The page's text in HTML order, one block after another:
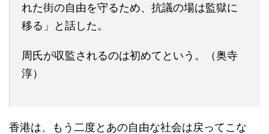
れた街の自由を守るため、抗議の場は監獄に
移る」と話した。
周氏が収監されるのは初めてという。（奥寺
淳）
香港は、もう二度とあの自由な社会は戻ってこな